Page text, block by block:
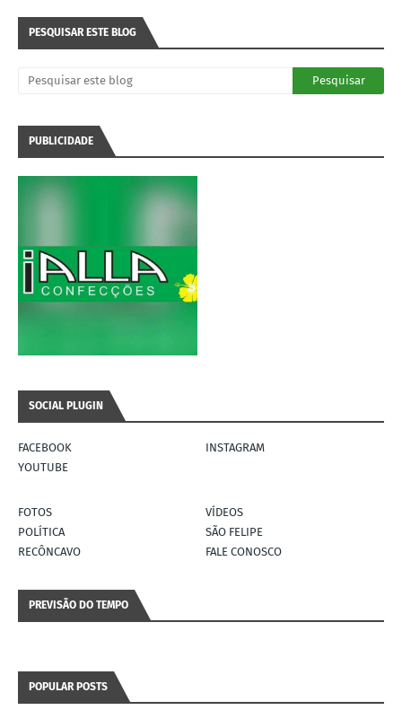
PESQUISAR ESTE BLOG
PUBLICIDADE
SOCIAL PLUGIN
FACEBOOK
INSTAGRAM
YOUTUBE
FOTOS
VÍDEOS
POLÍTICA
SÃO FELIPE
RECÔNCAVO
FALE CONOSCO
PREVISÃO DO TEMPO
POPULAR POSTS